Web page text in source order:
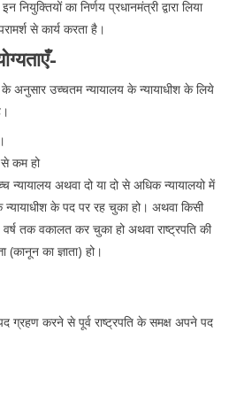
नियुक्तियों का निर्णय प्रधानमंत्री द्वारा लिया
से कार्य करता है।
उच्चतम न्यायालय के न्यायाधीश के लिये
कम हो
न्यायालय अथवा दो या दो से अधिक न्यायालयो में
के पद पर रह चुका हो। अथवा किसी
तक वकालत कर चुका हो अथवा राष्ट्रपति की
(कानून का ज्ञाता) हो।
ग्रहण करने से पूर्व राष्ट्रपति के समक्ष अपने पद